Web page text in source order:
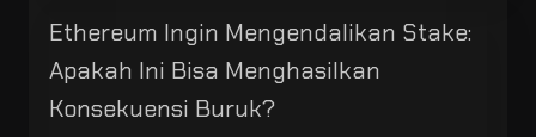
Ethereum Ingin Mengendalikan Stake:
Apakah Ini Bisa Menghasilkan
Konsekuensi Buruk?